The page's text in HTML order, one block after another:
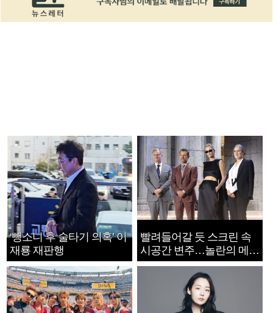
‘뺑소니 후 술타기 의혹’ 이
재룡 재판행
빨려들어갈 듯 스크린 속
시공간 변주…놀란의 메시
지는 ‘전쟁 속죄’